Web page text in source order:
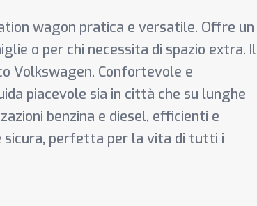
wagon pratica e versatile. Offre un
o per chi necessita di spazio extra. Il
Volkswagen. Confortevole e
piacevole sia in città che su lunghe
benzina e diesel, efficienti e
perfetta per la vita di tutti i